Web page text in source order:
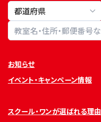
教室検索
お知らせ
イベント・キャンペーン情報
スクール・ワンが選ばれる理由